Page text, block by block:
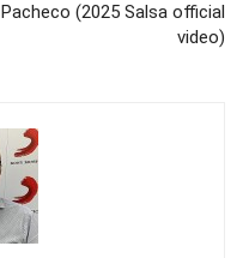
Pacheco (2025 Salsa official
video)